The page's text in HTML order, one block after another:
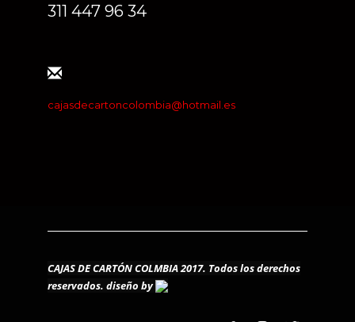
311 447 96 34
cajasdecartoncolombia@hotmail.es
CAJAS DE CARTÓN COLMBIA 2017. Todos los derechos
reservados. diseño by